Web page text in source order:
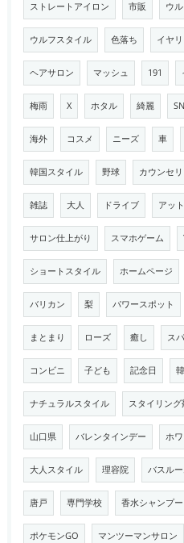
ストレートアイロン 市販 ウ
ウルフスタイル 色落ち イヤ
ヘアサロン マッシュ 191
梅雨 X ホタル 綺麗
海外 コスメ ニーズ 車
韓国スタイル 野球 カウンセ
雑誌 大人 ドライブ アッ
サロン仕上がり スマホゲーム
ショートスタイル ホームページ
バリカン 梨 パワースポット
まとまり ローズ 癒し ス
コンビニ 子ども 記念日
ナチュラルスタイル スタイリング
山口県 バレンタインデー ホ
大人スタイル 理容院 バスル
唐戸 専門学校 香水シャンプー
ポケモンGO マンツーマンサロン